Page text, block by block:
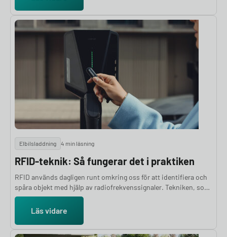
Elbilsladdning 4 min läsning
RFID-teknik: Så fungerar det i praktiken
RFID används dagligen runt omkring oss för att identifiera och
spåra objekt med hjälp av radiofrekvenssignaler. Tekniken, som
står för Radio Frequency Identification, fungerar genom att
läsare avkodar information från speciella taggar utan att fysisk
huvudkomponenter: en tagg, en läsare och en antenn.
Läs vidare